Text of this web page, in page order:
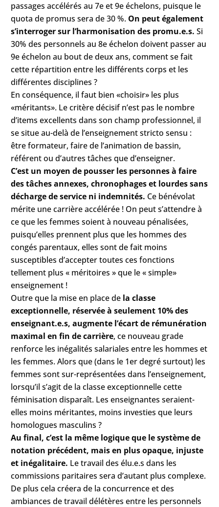
passages accélérés au 7e et 9e échelons, puisque le
quota de promus sera de 30 %. On peut également
s’interroger sur l’harmonisation des promu.e.s. Si
30% des personnels au 8e échelon doivent passer au
9e échelon au bout de deux ans, comment se fait
cette répartition entre les différents corps et les
différentes disciplines ?
En conséquence, il faut bien «choisir» les plus
«méritants». Le critère décisif n’est pas le nombre
d’items excellents dans son champ professionnel, il
se situe au-delà de l’enseignement stricto sensu :
être formateur, faire de l’animation de bassin,
référent ou d’autres tâches que d’enseigner.
C’est un moyen de pousser les personnes à faire
des tâches annexes, chronophages et lourdes sans
décharge de service ni indemnités. Ce bénévolat
mérite une carrière accélérée ! On peut s’attendre à
ce que les femmes soient à nouveau pénalisées,
puisqu’elles prennent plus que les hommes des
congés parentaux, elles sont de fait moins
susceptibles d’accepter toutes ces fonctions
tellement plus « méritoires » que le « simple»
enseignement !
Outre que la mise en place de la classe
exceptionnelle, réservée à seulement 10% des
enseignant.e.s, augmente l’écart de rémunération
maximal en fin de carrière, ce nouveau grade
renforce les inégalités salariales entre les hommes et
les femmes. Alors que (dans le 1er degré surtout) les
femmes sont sur-représentées dans l’enseignement,
lorsqu’il s’agit de la classe exceptionnelle cette
féminisation disparaît. Les enseignantes seraient-
elles moins méritantes, moins investies que leurs
homologues masculins ?
Au final, c’est la même logique que le système de
notation précédent, mais en plus opaque, injuste
et inégalitaire. Le travail des élu.e.s dans les
commissions paritaires sera d’autant plus complexe.
De plus cela créera de la concurrence et des
ambiances de travail délétères entre les personnels